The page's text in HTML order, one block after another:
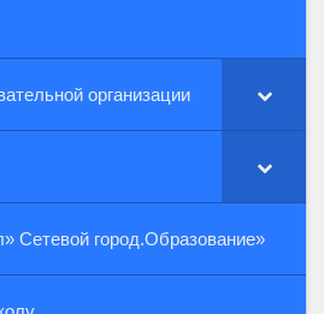
организации
Сетевой город.Образование»